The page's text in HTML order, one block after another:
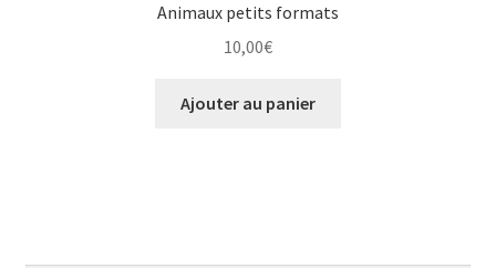
Animaux petits formats
10,00€
Ajouter au panier